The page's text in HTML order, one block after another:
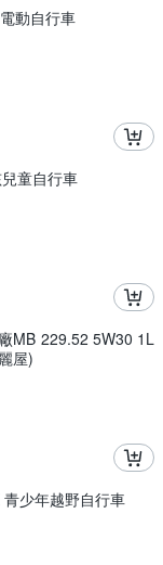
動自行車
童自行車
MB 229.52 5W30 1L
屋)
少年越野自行車